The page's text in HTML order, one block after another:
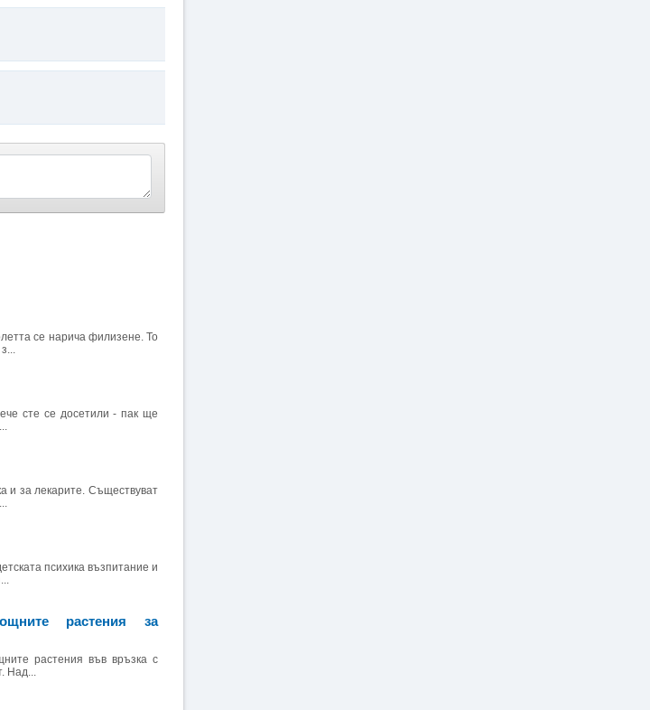
се нарича филизене. То
сте се досетили - пак ще
и за лекарите. Съществуват
психика възпитание и
растения за
растения във връзка с
Над...